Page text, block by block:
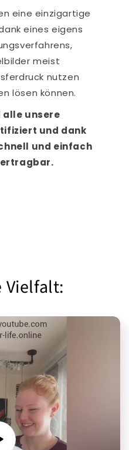
eine einzigartige
eines eigens
meist
nutzen
lösen können.
alle unsere
und dank
und einfach
Vielfalt: